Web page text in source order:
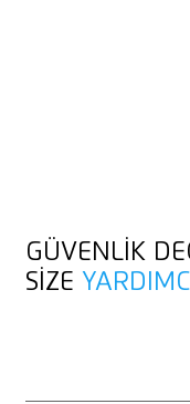
GÜVENLIK
SIZE